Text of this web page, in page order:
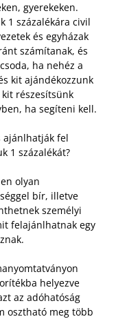
gyerekeken.
1 százalékára civil
és egyházak
számítanak, és
ha nehéz a
kit ajándékozzunk
kit részesítsünk
ha segíteni kell.
ajánlhatják fel
1 százalékát?
olyan
bír, illetve
személyi
felajánlhatnak egy
helyezve
az adóhatóság
osztható meg több